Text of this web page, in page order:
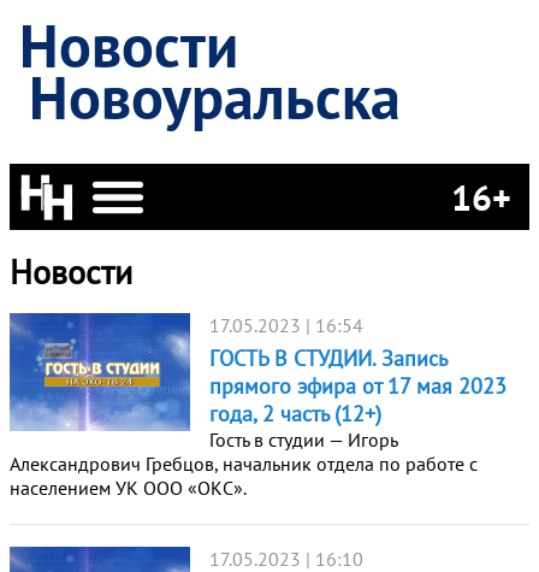
Новости
Новоуральска
16+
Новости
17.05.2023 | 16:54
ГОСТЬ В СТУДИИ. Запись
прямого эфира от 17 мая 2023
года, 2 часть (12+)
Гость в студии — Игорь
Александрович Гребцов, начальник отдела по работе с
населением УК ООО «ОКС».
17.05.2023 | 16:10